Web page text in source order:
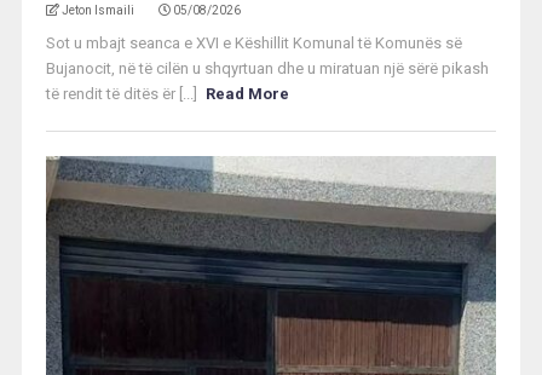
Jeton Ismaili 05/08/2026
Sot u mbajt seanca e XVI e Këshillit Komunal të Komunës së
Bujanocit, në të cilën u shqyrtuan dhe u miratuan një sërë pikash
të rendit të ditës ër [...]
Read More